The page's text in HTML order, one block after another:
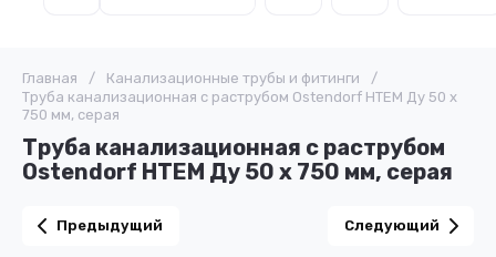
Главная / Канализационные трубы и фитинги
/
Труба канализационная с раструбом Ostendorf HTEM Ду 50 х
750 мм, серая
Труба канализационная с раструбом
Ostendorf HTEM Ду 50 х 750 мм, серая
Предыдущий Следующий